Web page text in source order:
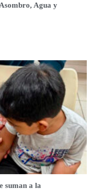
Agua y
suman a la